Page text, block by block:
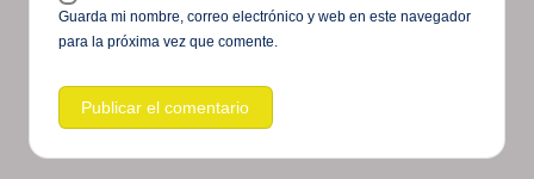
Guarda mi nombre, correo electrónico y web en este navegador
para la próxima vez que comente.